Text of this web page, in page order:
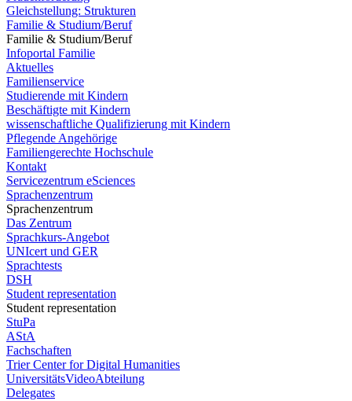
Gleichstellung: Strukturen
Familie & Studium/Beruf
Familie & Studium/Beruf
Infoportal Familie
Aktuelles
Familienservice
Studierende mit Kindern
Beschäftigte mit Kindern
wissenschaftliche Qualifizierung mit Kindern
Pflegende Angehörige
Familiengerechte Hochschule
Kontakt
Servicezentrum eSciences
Sprachenzentrum
Sprachenzentrum
Das Zentrum
Sprachkurs-Angebot
UNIcert und GER
Sprachtests
DSH
Student representation
Student representation
StuPa
AStA
Fachschaften
Trier Center for Digital Humanities
UniversitätsVideoAbteilung
Delegates